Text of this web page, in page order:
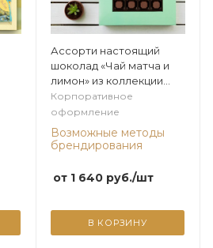
Ассорти настоящий
шоколад «Чай матча и
лимон» из коллекции
Экзотика
Корпоративное
оформление
Возможные методы
брендирования
от 1 640руб./шт
В КОРЗИНУ